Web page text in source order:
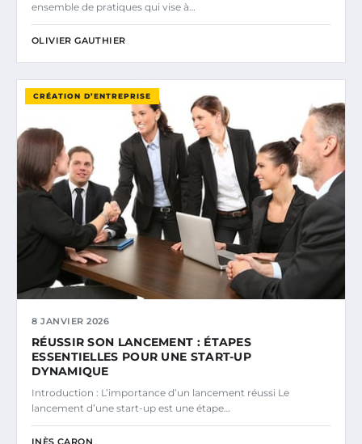
ensemble de pratiques qui vise à…
OLIVIER GAUTHIER
CRÉATION D’ENTREPRISE
8 JANVIER 2026
RÉUSSIR SON LANCEMENT : ÉTAPES
ESSENTIELLES POUR UNE START-UP
DYNAMIQUE
Introduction : L’importance d’un lancement réussi Le
lancement d’une start-up est une étape…